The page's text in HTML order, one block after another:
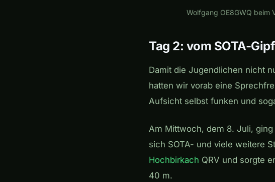
Wolfgang OE8GWQ beim
Tag 2: vom SOTA-
Damit die Jugendlichen nicht
hatten wir vorab eine
Aufsicht selbst funken und
Am Mittwoch, dem 8. Juli,
sich SOTA- und viele weitere
Hochbirkach QRV und sorgte
40 m.